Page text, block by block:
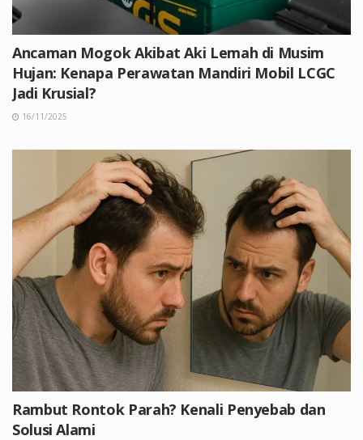
Ancaman Mogok Akibat Aki Lemah di Musim
Hujan: Kenapa Perawatan Mandiri Mobil LCGC
Jadi Krusial?
16/11/2025
Rambut Rontok Parah? Kenali Penyebab dan
Solusi Alami